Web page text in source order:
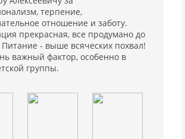
терпение,
отношение и заботу.
прекрасная, все продумано до
- выше всяческих похвал!
важный фактор, особенно в
группы.